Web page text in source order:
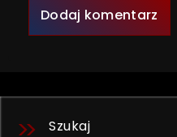
Szukaj